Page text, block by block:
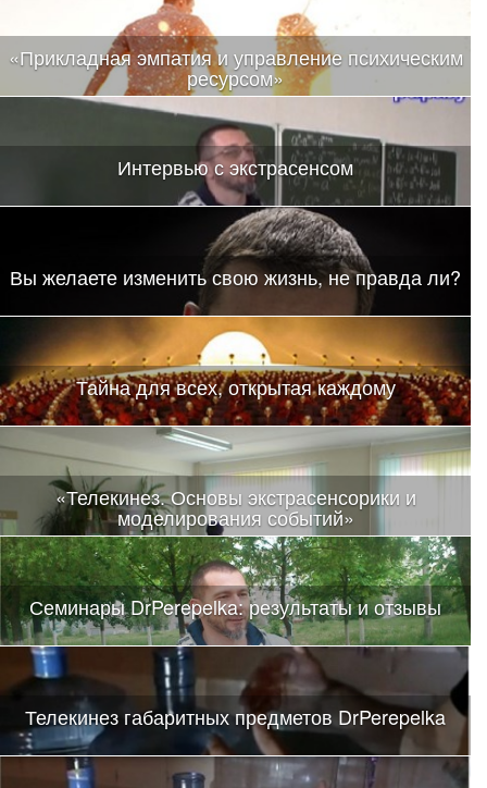
«Прикладная эмпатия и управление психическим
ресурсом»
Интервью с экстрасенсом
Вы желаете изменить свою жизнь, не правда ли?
Тайна для всех, открытая каждому
«Телекинез. Основы экстрасенсорики и
моделирования событий»
Семинары DrPerepelka: результаты и отзывы
Телекинез габаритных предметов DrPerepelka